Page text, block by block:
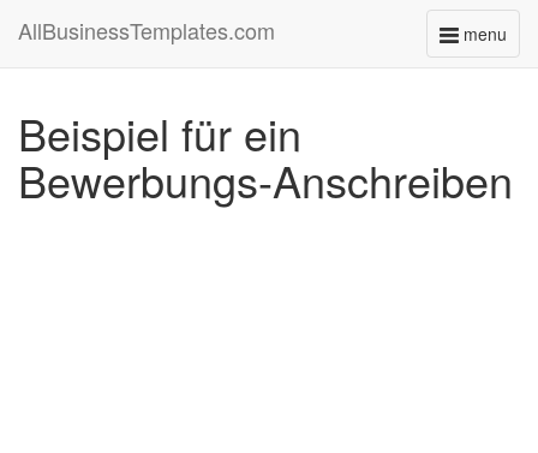
menu
Toggle
AllBusinessTemplates.com
Beispiel für ein
Bewerbungs-Anschreiben